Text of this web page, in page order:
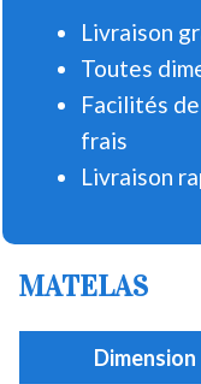
Livraison
Toutes
Facilités
frais
Livraison
MATELAS
Dimension